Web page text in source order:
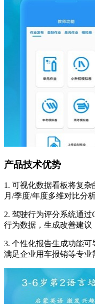
产品技术优势
1. 可视化数据看板将复
月/季度/年度多维对比分
2. 驾驶行为评分系统通过
行为数据，生成改善建议
3. 个性化报告生成功能可
满足企业用车报销等专业